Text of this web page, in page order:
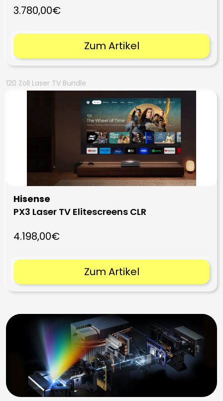
3.780,00€
Zum Artikel
120 Zoll Laser TV Bundle
Hisense
PX3 Laser TV Elitescreens CLR
4.198,00€
Zum Artikel